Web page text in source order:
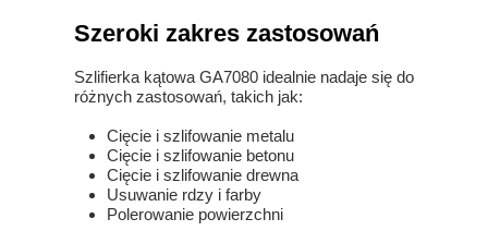
Szeroki zakres zastosowań
Szlifierka kątowa GA7080 idealnie nadaje się do
różnych zastosowań, takich jak:
Cięcie i szlifowanie metalu
Cięcie i szlifowanie betonu
Cięcie i szlifowanie drewna
Usuwanie rdzy i farby
Polerowanie powierzchni